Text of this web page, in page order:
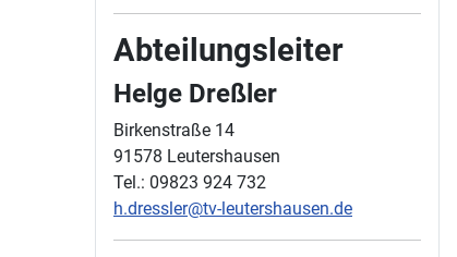
Abteilungsleiter
Helge Dreßler
Birkenstraße 14
91578 Leutershausen
Tel.: 09823 924 732
h.dressler@tv-leutershausen.de